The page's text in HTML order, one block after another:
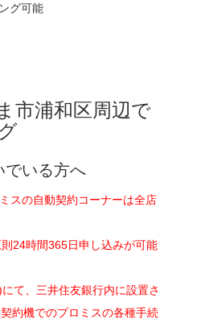
ング可能
市浦和区周辺で
でいる方へ
スの自動契約コーナーは全店
24時間365日申し込みが可能
て、三井住友銀行内に設置さ
約機でのプロミスの各種手続